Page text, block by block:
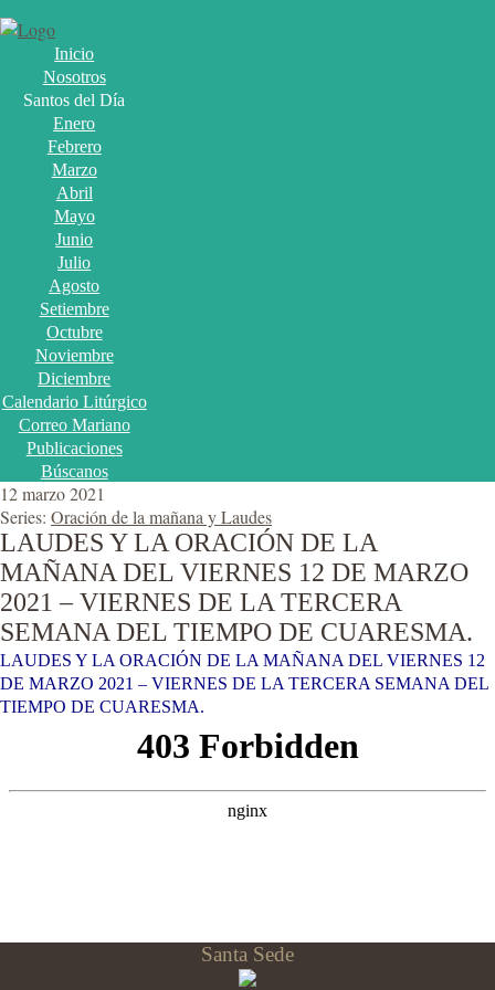
Inicio
Nosotros
Santos del Día
Enero
Febrero
Marzo
Abril
Mayo
Junio
Julio
Agosto
Setiembre
Octubre
Noviembre
Diciembre
Calendario Litúrgico
Correo Mariano
Publicaciones
Búscanos
12 marzo 2021
Series: Oración de la mañana y Laudes
LAUDES Y LA ORACIÓN DE LA
MAÑANA DEL VIERNES 12 DE MARZO
2021 – VIERNES DE LA TERCERA
SEMANA DEL TIEMPO DE CUARESMA.
LAUDES Y LA ORACIÓN DE LA MAÑANA DEL VIERNES 12
DE MARZO 2021 – VIERNES DE LA TERCERA SEMANA DEL
TIEMPO DE CUARESMA.
Santa Sede